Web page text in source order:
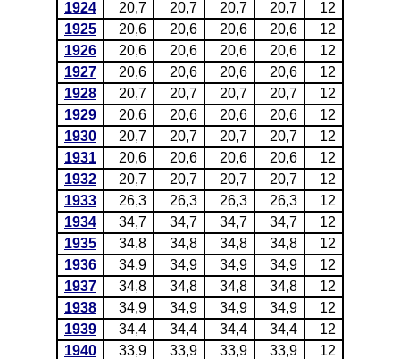
1924
20,7 20,7 20,7 20,7
12
1925
20,6 20,6 20,6 20,6
12
1926
20,6 20,6 20,6 20,6
12
1927
20,6 20,6 20,6 20,6
12
1928
20,7 20,7 20,7 20,7
12
1929
20,6 20,6 20,6 20,6
12
1930
20,7 20,7 20,7 20,7
12
1931
20,6 20,6 20,6 20,6
12
1932
20,7 20,7 20,7 20,7
12
1933
26,3 26,3 26,3 26,3
12
1934
34,7 34,7 34,7 34,7
12
1935
34,8 34,8 34,8 34,8
12
1936
34,9 34,9 34,9 34,9
12
1937
34,8 34,8 34,8 34,8
12
1938
34,9 34,9 34,9 34,9
12
1939
34,4 34,4 34,4 34,4
12
1940
33,9 33,9 33,9 33,9
12